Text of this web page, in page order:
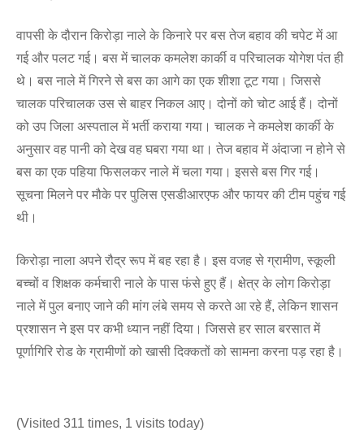
वापसी के दौरान किरोड़ा नाले के किनारे पर बस तेज बहाव की चपेट में आ
गई और पलट गई। बस में चालक कमलेश कार्की व परिचालक योगेश पंत ही
थे। बस नाले में गिरने से बस का आगे का एक शीशा टूट गया। जिससे
चालक परिचालक उस से बाहर निकल आए। दोनों को चोट आई हैं। दोनों
को उप जिला अस्पताल में भर्ती कराया गया। चालक ने कमलेश कार्की के
अनुसार वह पानी को देख वह घबरा गया था। तेज बहाव में अंदाजा न होने से
बस का एक पहिया फिसलकर नाले में चला गया। इससे बस गिर गई।
सूचना मिलने पर मौके पर पुलिस एसडीआरएफ और फायर की टीम पहुंच गई
थी।
किरोड़ा नाला अपने रौद्र रूप में बह रहा है। इस वजह से ग्रामीण, स्कूली
बच्चों व शिक्षक कर्मचारी नाले के पास फंसे हुए हैं। क्षेत्र के लोग किरोड़ा
नाले में पुल बनाए जाने की मांग लंबे समय से करते आ रहे हैं, लेकिन शासन
प्रशासन ने इस पर कभी ध्यान नहीं दिया। जिससे हर साल बरसात में
पूर्णागिरि रोड के ग्रामीणों को खासी दिक्कतों को सामना करना पड़ रहा है।
(Visited 311 times, 1 visits today)